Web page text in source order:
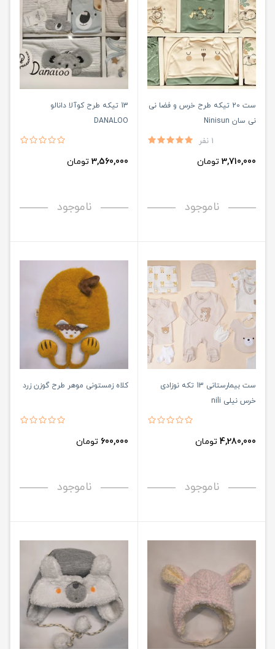
ست 20 تیکه طرح خرس و فضا نی
نی سان Ninisun
1 نفر
3,710,000 تومان
ناموجود
13 تیکه طرح کوآلا دانالو
DANALOO
3,560,000 تومان
ناموجود
ست بیمارستانی 13 تکه نوزادی
خرس نیلی nili
4,280,000 تومان
ناموجود
کلاه زمستونی موهر طرح گوزن زرد
600,000 تومان
ناموجود